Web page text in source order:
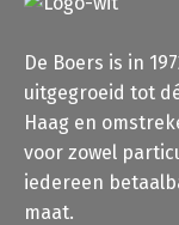
De Boers is in
uitgegroeid tot
Haag en
voor zowel
iedereen
maat.